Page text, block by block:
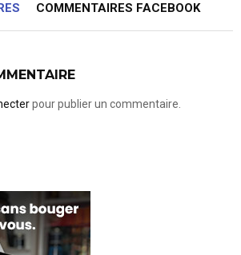
COMMENTAIRES FACEBOOK
pour publier un commentaire.